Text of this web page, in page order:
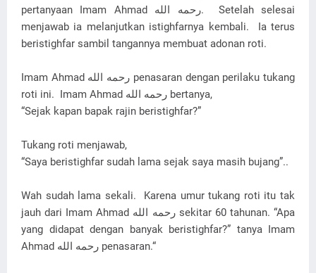
pertanyaan Imam Ahmad رحمه الله‎. Setelah selesai
menjawab ia melanjutkan istighfarnya kembali. Ia terus
beristighfar sambil tangannya membuat adonan roti.
Imam Ahmad رحمه الله‎ penasaran dengan perilaku tukang
roti ini. Imam Ahmad رحمه الله‎ bertanya,
“Sejak kapan bapak rajin beristighfar?”
Tukang roti menjawab,
“Saya beristighfar sudah lama sejak saya masih bujang”..
Wah sudah lama sekali. Karena umur tukang roti itu tak
jauh dari Imam Ahmad رحمه الله‎ sekitar 60 tahunan. “Apa
yang didapat dengan banyak beristighfar?” tanya Imam
Ahmad رحمه الله‎ penasaran.“